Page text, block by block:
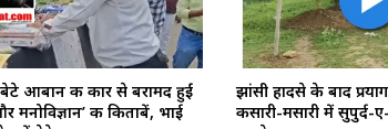
आबान की कार से बरामद हुईं
मनोविज्ञान’ की किताबें, भाई
झांसी हादसे के बाद
कसारी-मसारी में